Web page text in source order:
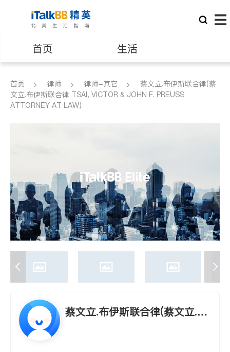
首页 生活
医生 律师
保险理财
养老 非盈利组织
首页 律师 律师-其它
蔡文立.布伊斯联合律(蔡
文立.布伊斯联合律 TSAI, VICTOR & JOHN F. PREUSS
ATTORNEY AT LAW)
蔡文立.布伊斯联合律(蔡文立.布